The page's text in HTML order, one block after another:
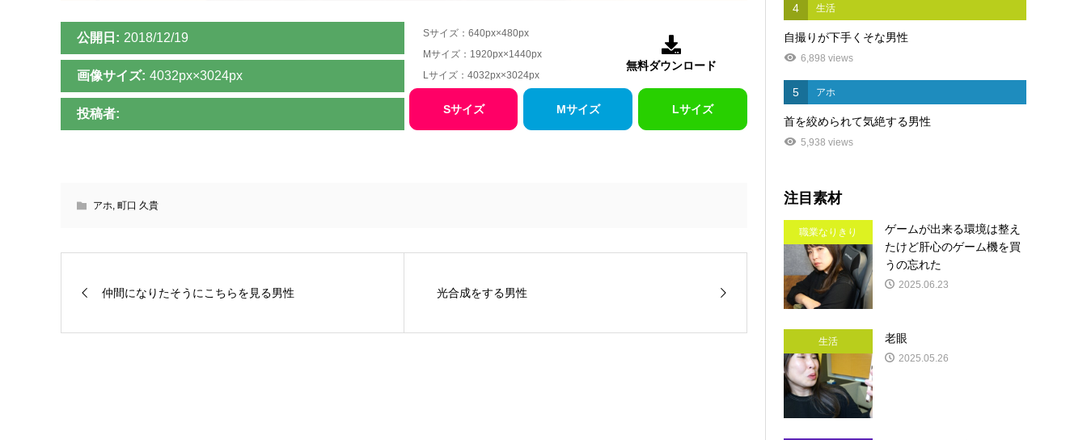
公開日: 2018/12/19
画像サイズ: 4032px×3024px
投稿者:
Sサイズ：640px×480px
Mサイズ：1920px×1440px
Lサイズ：4032px×3024px

無料ダウンロード
Sサイズ Mサイズ Lサイズ
アホ, 町口 久貴
仲間になりたそうにこちらを見る男性 光合成をする男性
4 生活
自撮りが下手くそな男性
6,898 views
5 アホ
首を絞められて気絶する男性
5,938 views
注目素材
職業なりきり
ゲームが出来る環境は整え
たけど肝心のゲーム機を買
うの忘れた
2025.06.23
生活 老眼
2025.05.26